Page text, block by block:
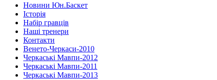
Новини Юн.Баскет
Історія
Набір гравців
Наші тренери
Контакти
Венето-Черкаси-2010
Черкаські Мавпи-2012
Черкаські Мавпи-2011
Черкаські Мавпи-2013